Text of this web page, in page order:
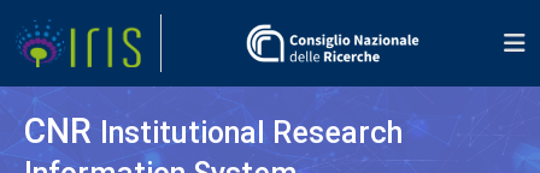
CNR Institutional Research